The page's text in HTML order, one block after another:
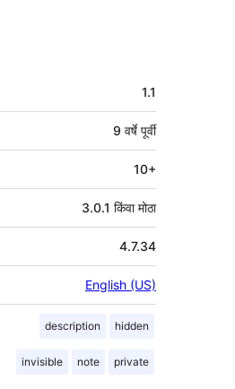
1.1
9 वर्षेपूर्वी
10+
3.0.1 किंवा मोठा
4.7.34
English (US)
description hidden
invisible note private